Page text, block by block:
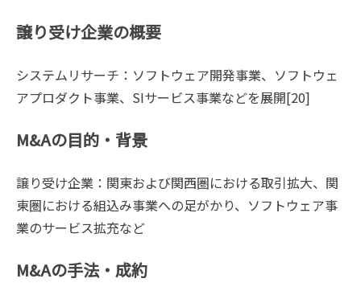
譲り受け企業の概要
システムリサーチ：ソフトウェア開発事業、ソフトウェ
アプロダクト事業、SIサービス事業などを展開[20]
M&Aの目的・背景
譲り受け企業：関東および関西圏における取引拡大、関
東圏における組込み事業への足がかり、ソフトウェア事
業のサービス拡充など
M&Aの手法・成約